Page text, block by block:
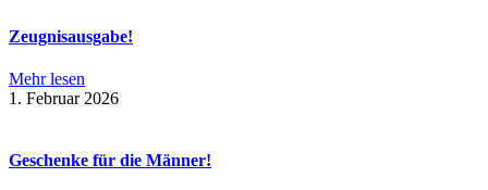
Zeugnisausgabe!
Mehr lesen
1. Februar 2026
Geschenke für die Männer!